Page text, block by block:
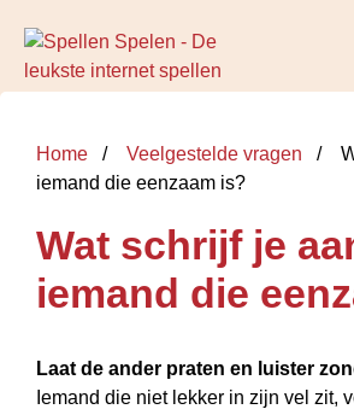
Home Veelgestelde vragen
iemand die eenzaam is?
Wat schrijf je
iemand die
Laat de ander praten en luister
Iemand die niet lekker in zijn vel zit,